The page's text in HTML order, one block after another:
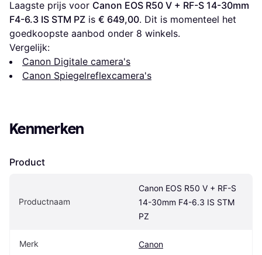
Laagste prijs voor Canon EOS R50 V + RF-S 14-30mm
F4-6.3 IS STM PZ is € 649,00. Dit is momenteel het
goedkoopste aanbod onder 8 winkels.
Vergelijk:
Canon Digitale camera's
Canon Spiegelreflexcamera's
Kenmerken
Product
Productnaam
Canon EOS R50 V + RF-S
14-30mm F4-6.3 IS STM
PZ
Merk Canon